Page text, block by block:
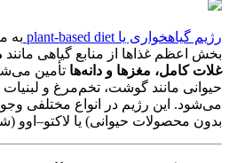
رژیم گیاهخواری یا plant-based diet
به
بخش اعظم غذاها از منابع گیاهی مانند
غلات کامل، مغزها و دانه‌ها تأمین
حیوانی مانند گوشت، تخم‌مرغ و
می‌شود. این رژیم در انواع مختلفی
بدون محصولات حیوانی) یا لاکتو–اوو